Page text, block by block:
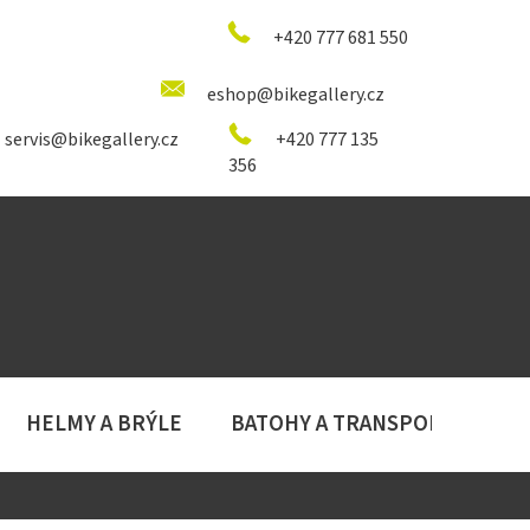
+420 777 681 550
eshop@bikegallery.cz
+420 777 135
356
servis@bikegallery.cz
HELMY A BRÝLE BATOHY A TRANSPORT